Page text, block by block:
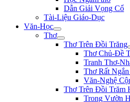
Dẫn Giải Vọng Cổ
Tài-Liệu Giáo-Dục
Văn-Học
Thơ
Thơ Trên Đồi Trăng
Thơ Chủ-Đề
Tranh Thơ-
Thơ Rất
Văn-Nghệ
Thơ Trên Đồi Trăm
Trong Vườn